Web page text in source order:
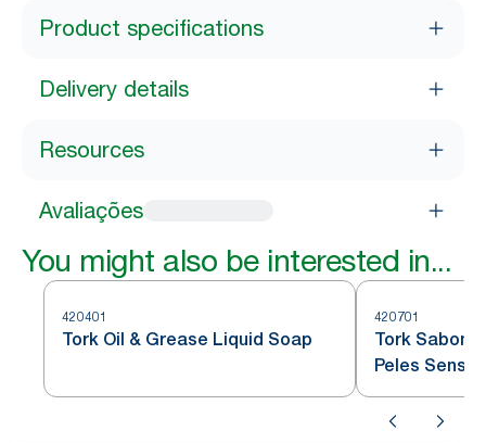
Product specifications
Delivery details
Resources
Avaliações
You might also be interested in...
420401
Tork Oil & Grease Liquid Soap
420701
Tork
Peles